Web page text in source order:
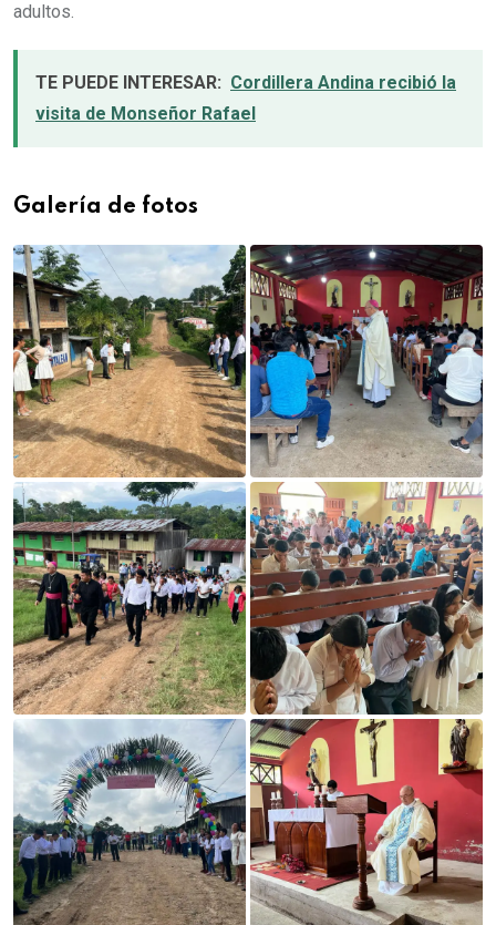
adultos.
TE PUEDE INTERESAR: Cordillera Andina recibió la
visita de Monseñor Rafael
Galería de fotos